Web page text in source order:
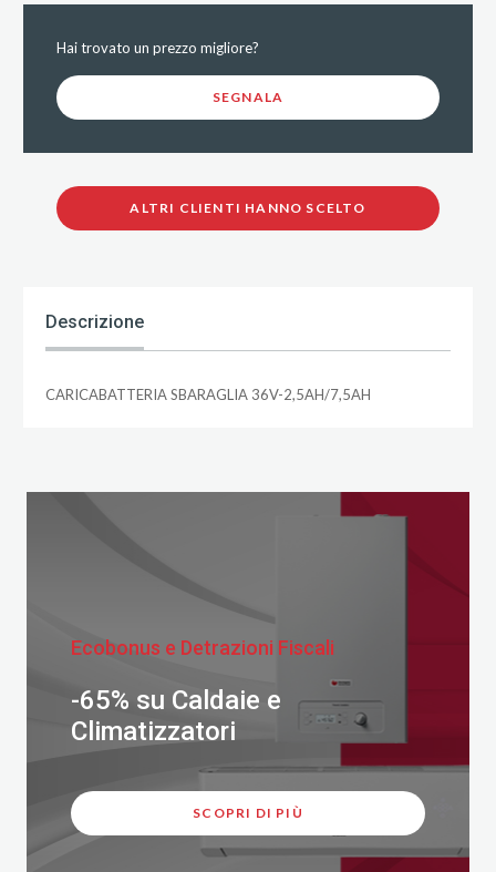
Hai trovato un prezzo migliore?
SEGNALA
ALTRI CLIENTI HANNO SCELTO
Descrizione
CARICABATTERIA SBARAGLIA 36V-2,5AH/7,5AH
Ecobonus e Detrazioni Fiscali
-65% su Caldaie e
Climatizzatori
SCOPRI DI PIÙ